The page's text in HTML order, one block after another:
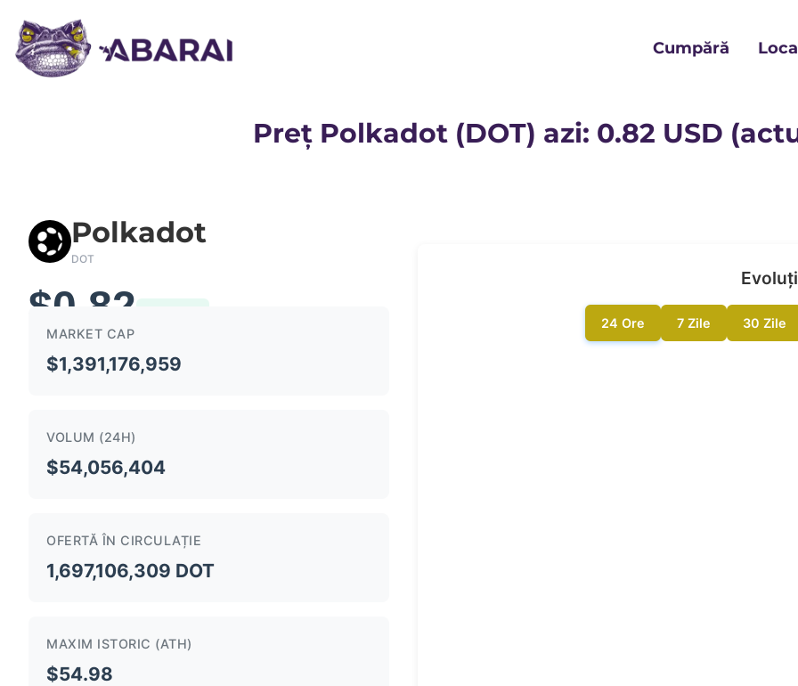
Cumpără
Preț Polkadot (DOT) azi: 0.82 USD
Polkadot
DOT
$0.82
MARKET CAP
$1,391,176,959
VOLUM (24H)
$54,056,404
OFERTĂ ÎN CIRCULAȚIE
1,697,106,309 DOT
MAXIM ISTORIC (ATH)
$54.98
24 Ore 7 Zile 30 Zile